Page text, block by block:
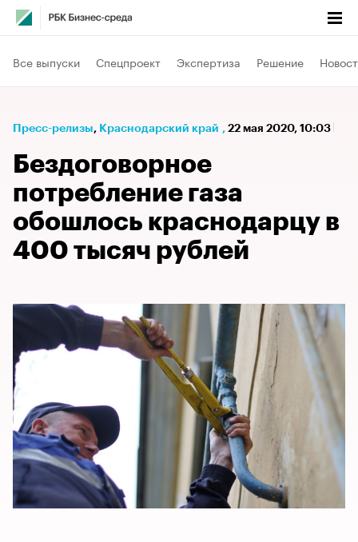
Все выпуски Спецпроект Экспертиза Решение
Пресс-релизы⁠, Краснодарский край , 22 мая 2020, 10:03
Бездоговорное
потребление газа
обошлось краснодарцу в
400 тысяч рублей